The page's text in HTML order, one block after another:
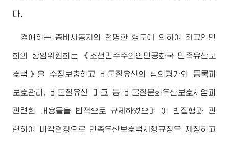
다.
경애하는 총비서동지의 현명한 령도에 의하여 최고인민
회의 상임위원회는 《조선민주주의인민공화국 민족유산보
호법》을 수정보충하고 비물질유산의 심의평가와 등록과
보호관리, 비물질유산 마크 등 비물질문화유산보호사업과
관련한 내용들을 법적으로 규제하였으며 이 법집행과 관
련하여 내각결정으로 민족유산보호법시행규정을 제정하고